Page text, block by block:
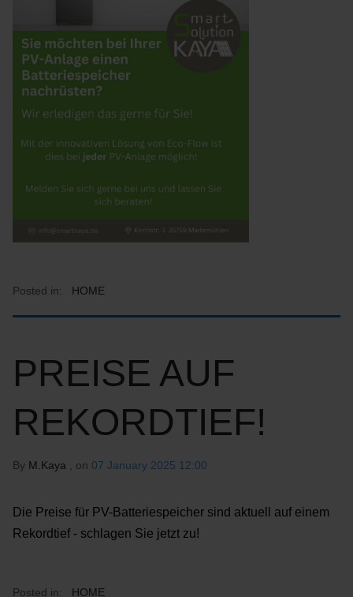
Posted in: HOME
PREISE AUF
REKORDTIEF!
By M.Kaya , on 07 January 2025 12:00
Die Preise für PV-Batteriespeicher sind aktuell auf einem
Rekordtief - schlagen Sie jetzt zu!
Posted in: HOME